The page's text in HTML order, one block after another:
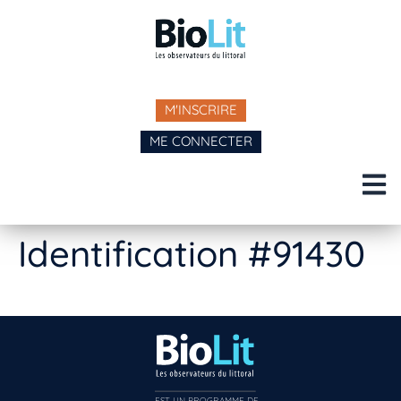
M'INSCRIRE
ME CONNECTER
Identification #91430